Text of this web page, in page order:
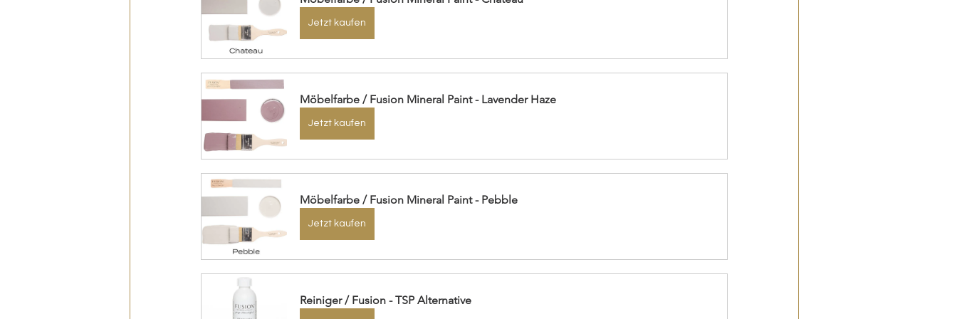
Jetzt kaufen
Möbelfarbe / Fusion Mineral Paint - Lavender Haze
Jetzt kaufen
Möbelfarbe / Fusion Mineral Paint - Pebble
Jetzt kaufen
Reiniger / Fusion - TSP Alternative